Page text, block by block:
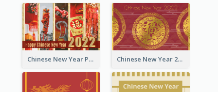
Chinese New Year Photo Greeting Card Chinese New Year 2022 Golden Greeting Card